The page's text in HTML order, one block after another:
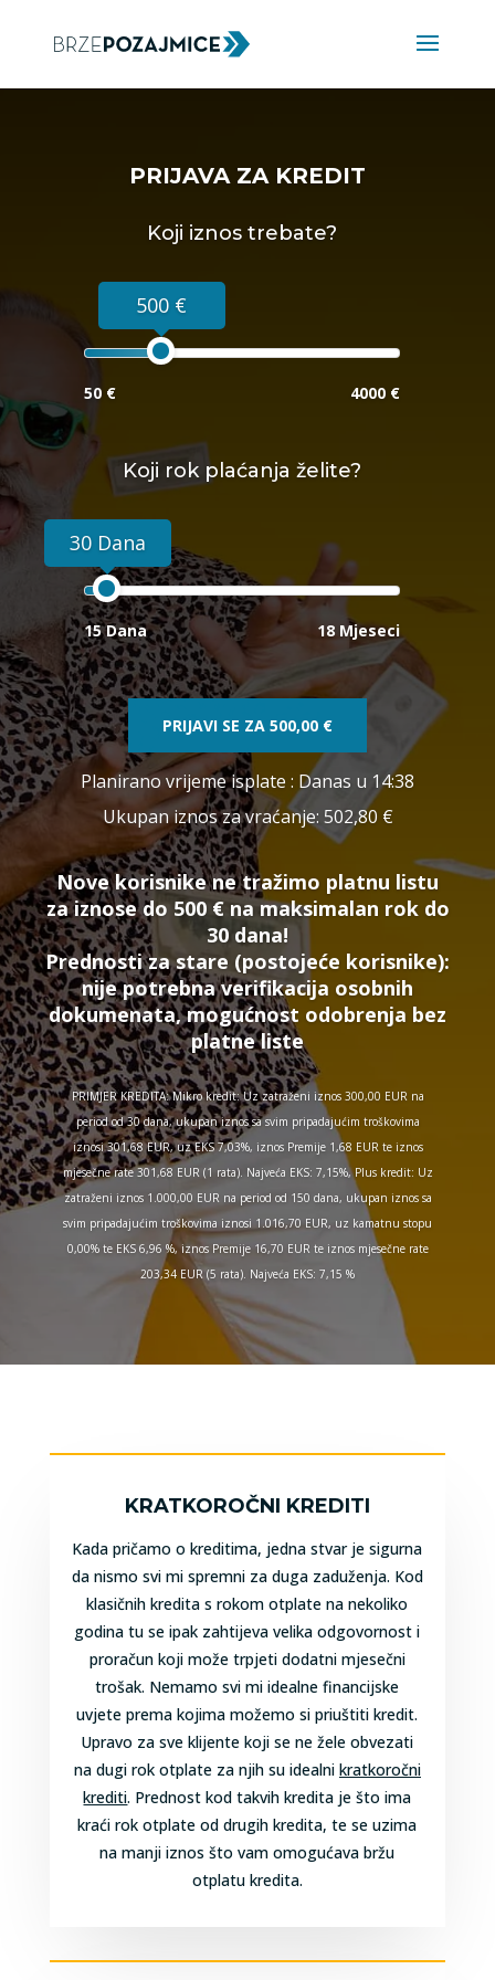
PRIJAVA ZA KREDIT
Koji iznos trebate?
500 €
50 € 4000 €
Koji rok plaćanja želite?
30 Dana
15 Dana 18 Mjeseci
PRIJAVI SE ZA 500,00 €
Planirano vrijeme isplate : Danas u 14:38
Ukupan iznos za vraćanje: 502,80 €
Nove korisnike ne tražimo platnu listu
za iznose do 500 € na maksimalan rok do
30 dana!
Prednosti za stare (postojeće korisnike):
nije potrebna verifikacija osobnih
dokumenata, mogućnost odobrenja bez
platne liste
PRIMJER KREDITA: Mikro kredit: Uz zatraženi iznos 300,00 EUR na
period od 30 dana, ukupan iznos sa svim pripadajućim troškovima
iznosi 301,68 EUR, uz EKS 7,03%, iznos Premije 1,68 EUR te iznos
mjesečne rate 301,68 EUR (1 rata). Najveća EKS: 7,15%, Plus kredit: Uz
zatraženi iznos 1.000,00 EUR na period od 150 dana, ukupan iznos sa
svim pripadajućim troškovima iznosi 1.016,70 EUR, uz kamatnu stopu
0,00% te EKS 6,96 %, iznos Premije 16,70 EUR te iznos mjesečne rate
203,34 EUR (5 rata). Najveća EKS: 7,15 %
KRATKOROČNI KREDITI
Kada pričamo o kreditima, jedna stvar je sigurna
da nismo svi mi spremni za duga zaduženja. Kod
klasičnih kredita s rokom otplate na nekoliko
godina tu se ipak zahtijeva velika odgovornost i
proračun koji može trpjeti dodatni mjesečni
trošak. Nemamo svi mi idealne financijske
uvjete prema kojima možemo si priuštiti kredit.
Upravo za sve klijente koji se ne žele obvezati
na dugi rok otplate za njih su idealni kratkoročni
krediti. Prednost kod takvih kredita je što ima
kraći rok otplate od drugih kredita, te se uzima
na manji iznos što vam omogućava bržu
otplatu kredita.